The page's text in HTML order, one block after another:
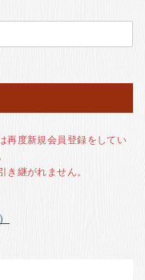
再度新規会員登録をしてい
継がれません。